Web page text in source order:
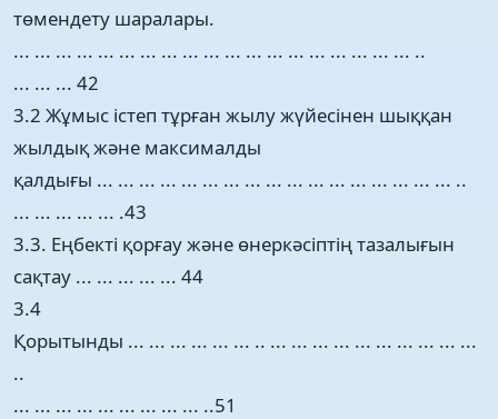
төмендету шаралары.
... ... ... ... ... ... ... ... ... ... ... ... ... ... ... ... ... ... ... ..
... ... ... 42
3.2 Жұмыс істеп тұрған жылу жүйесінен шыққан
жылдық және максималды
қалдығы ... ... ... ... ... ... ... ... ... ... ... ... ... ... ... ... ... ..
... ... ... ... ... .43
3.3. Еңбекті қорғау және өнеркәсіптің тазалығын
сақтау ... ... ... ... ... 44
3.4
Қорытынды ... ... ... ... ... ... .. ... ... ... ... ... ... ... ... ... ...
..
... ... ... ... ... ... ... ... ... ..51